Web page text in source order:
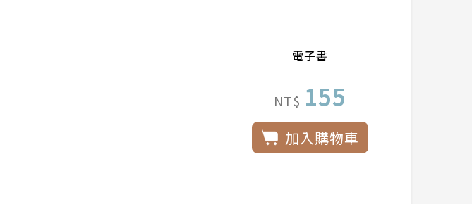
電子書
NT$ 155
加入購物車